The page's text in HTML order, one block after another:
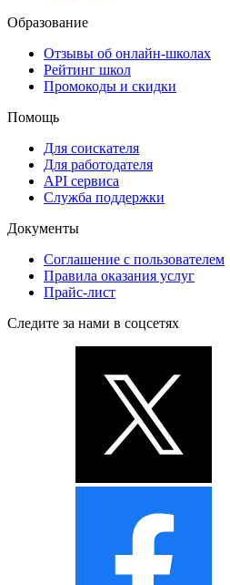
Образование
Отзывы об онлайн-школах
Рейтинг школ
Промокоды и скидки
Помощь
Для соискателя
Для работодателя
API сервиса
Служба поддержки
Документы
Соглашение с пользователем
Правила оказания услуг
Прайс-лист
Следите за нами в соцсетях